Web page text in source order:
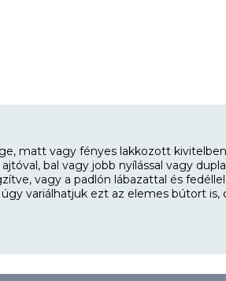
matt vagy fényes lakkozott
bal vagy jobb nyílással vagy
vagy a padlón lábazattal és
variálhatjuk ezt az elemes bútort is,